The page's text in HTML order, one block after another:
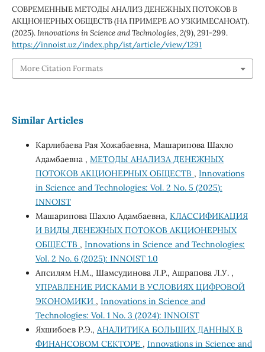
СОВРЕМЕННЫЕ МЕТОДЫ АНАЛИЗ ДЕНЕЖНЫХ ПОТОКОВ В
АКЦНОНЕРНЫХ ОБЩЕСТВ (НА ПРИМЕРЕ АО УЗКИМЕСАНОАТ).
(2025).Innovations in Science and Technologies,2(9), 291-299.
https://innoist.uz/index.php/ist/article/view/1291
More Citation Formats
Similar Articles
Карлибаева Рая Хожабаевна, Машарипова Шахло
Адамбаевна , МЕТОДЫ АНАЛИЗА ДЕНЕЖНЫХ
ПОТОКОВ АКЦИОНЕРНЫХ ОБЩЕСТВ , Innovations
in Science and Technologies: Vol. 2 No. 5 (2025):
INNOIST
Машарипова Шахло Адамбаевна, КЛАССИФИКАЦИЯ
И ВИДЫ ДЕНЕЖНЫХ ПОТОКОВ АКЦИОНЕРНЫХ
ОБЩЕСТВ , Innovations in Science and Technologies:
Vol. 2 No. 6 (2025): INNOIST 1.0
Апсилям Н.М., Шамсудинова Л.Р., Ашрапова Л.У. ,
УПРАВЛЕНИЕ РИСКАМИ В УСЛОВИЯХ ЦИФРОВОЙ
ЭКОНОМИКИ , Innovations in Science and
Technologies: Vol. 1 No. 3 (2024): INNOIST
Яхшибоев Р.Э., АНАЛИТИКА БОЛЬШИХ ДАННЫХ В
ФИНАНСОВОМ СЕКТОРЕ , Innovations in Science and